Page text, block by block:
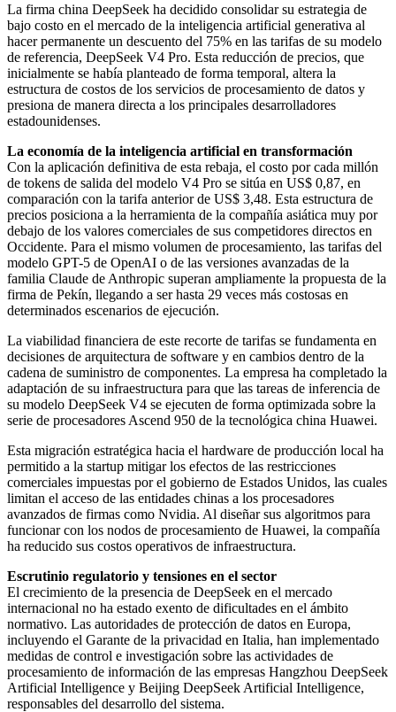
La firma china DeepSeek ha decidido consolidar su estrategia de
bajo costo en el mercado de la inteligencia artificial generativa al
hacer permanente un descuento del 75% en las tarifas de su modelo
de referencia, DeepSeek V4 Pro. Esta reducción de precios, que
inicialmente se había planteado de forma temporal, altera la
estructura de costos de los servicios de procesamiento de datos y
presiona de manera directa a los principales desarrolladores
estadounidenses.
La economía de la inteligencia artificial en transformación
Con la aplicación definitiva de esta rebaja, el costo por cada millón
de tokens de salida del modelo V4 Pro se sitúa en US$ 0,87, en
comparación con la tarifa anterior de US$ 3,48. Esta estructura de
precios posiciona a la herramienta de la compañía asiática muy por
debajo de los valores comerciales de sus competidores directos en
Occidente. Para el mismo volumen de procesamiento, las tarifas del
modelo GPT-5 de OpenAI o de las versiones avanzadas de la
familia Claude de Anthropic superan ampliamente la propuesta de la
firma de Pekín, llegando a ser hasta 29 veces más costosas en
determinados escenarios de ejecución.
La viabilidad financiera de este recorte de tarifas se fundamenta en
decisiones de arquitectura de software y en cambios dentro de la
cadena de suministro de componentes. La empresa ha completado la
adaptación de su infraestructura para que las tareas de inferencia de
su modelo DeepSeek V4 se ejecuten de forma optimizada sobre la
serie de procesadores Ascend 950 de la tecnológica china Huawei.
Esta migración estratégica hacia el hardware de producción local ha
permitido a la startup mitigar los efectos de las restricciones
comerciales impuestas por el gobierno de Estados Unidos, las cuales
limitan el acceso de las entidades chinas a los procesadores
avanzados de firmas como Nvidia. Al diseñar sus algoritmos para
funcionar con los nodos de procesamiento de Huawei, la compañía
ha reducido sus costos operativos de infraestructura.
Escrutinio regulatorio y tensiones en el sector
El crecimiento de la presencia de DeepSeek en el mercado
internacional no ha estado exento de dificultades en el ámbito
normativo. Las autoridades de protección de datos en Europa,
incluyendo el Garante de la privacidad en Italia, han implementado
medidas de control e investigación sobre las actividades de
procesamiento de información de las empresas Hangzhou DeepSeek
Artificial Intelligence y Beijing DeepSeek Artificial Intelligence,
responsables del desarrollo del sistema.